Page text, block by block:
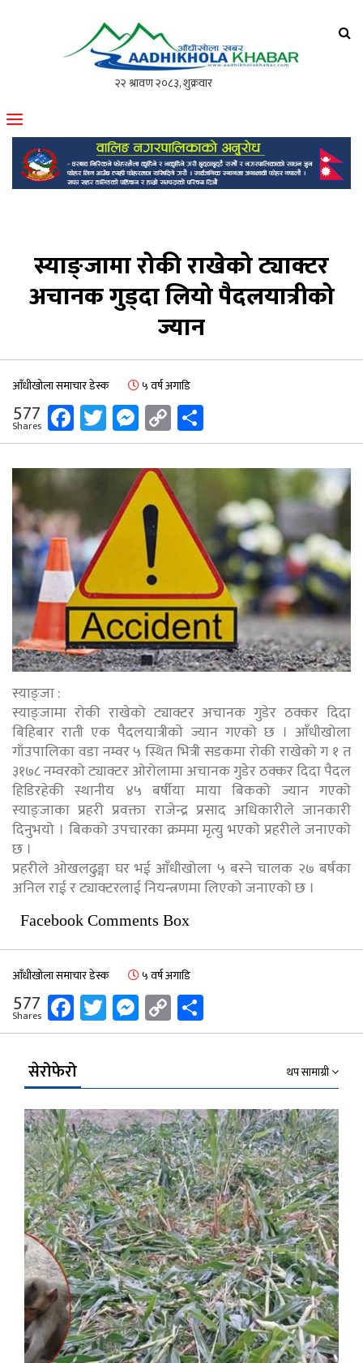
मोफसलकै लोकप्रिय अनलाइन पत्रिका
स्याङ्जामा रोकी राखेको ट्याक्टर
अचानक गुड्दा लियो पैदलयात्रीको
ज्यान
आँधीखोला समाचार डेस्क ५ वर्ष अगाडि
577
Shares Facebook
Twitter
Messenger
Copy
Link
स्याङ्जा :
स्याङ्जामा रोकी राखेको ट्याक्टर अचानक गुडेर ठक्कर दिदा
बिहिबार राती एक पैदलयात्रीको ज्यान गएको छ । आँधीखोला
गाँउपालिका वडा नम्वर ५ स्थित भित्री सडकमा रोकी राखेको ग १ त
३१७८ नम्वरको ट्याक्टर ओरोलामा अचानक गुडेर ठक्कर दिदा पैदल
हिडिरहेकी स्थानीय ४५ बर्षीया माया बिकको ज्यान गएको
स्याङ्जाका प्रहरी प्रवक्ता राजेन्द्र प्रसाद अधिकारीले जानकारी
दिनुभयो । बिकको उपचारका क्रममा मृत्यु भएको प्रहरीले जनाएको
छ ।
प्रहरीले ओखलढुङ्गा घर भई आँधीखोला ५ बस्ने चालक २७ बर्षका
अनिल राई र ट्याक्टरलाई नियन्त्रणमा लिएको जनाएको छ ।
Facebook Comments Box
आँधीखोला समाचार डेस्क ५ वर्ष अगाडि
577
Shares Facebook
Twitter
Messenger
Copy
Link
सेरोफेरो थप सामाग्री